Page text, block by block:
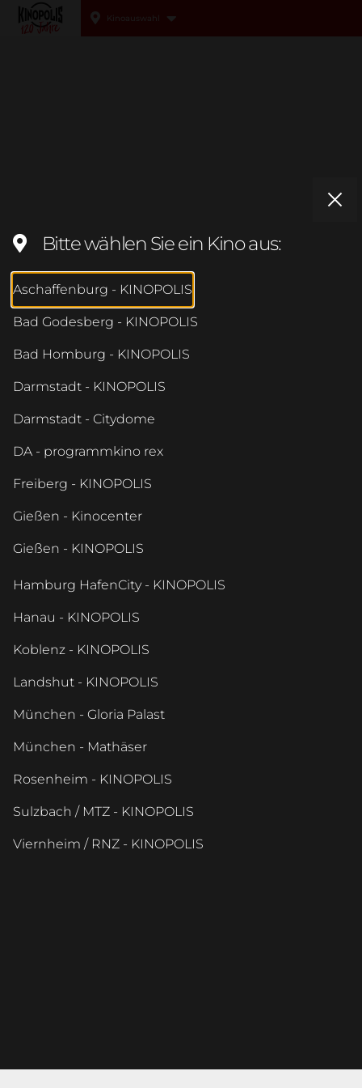
Kinoauswahl
Bitte wählen Sie ein Kino aus:
Aschaffenburg - KINOPOLIS
Bad Godesberg - KINOPOLIS
Bad Homburg - KINOPOLIS
Darmstadt - KINOPOLIS
Darmstadt - Citydome
DA - programmkino rex
Freiberg - KINOPOLIS
Gießen - Kinocenter
Gießen - KINOPOLIS
Hamburg HafenCity - KINOPOLIS
Hanau - KINOPOLIS
Koblenz - KINOPOLIS
Landshut - KINOPOLIS
München - Gloria Palast
München - Mathäser
Rosenheim - KINOPOLIS
Sulzbach / MTZ - KINOPOLIS
Viernheim / RNZ - KINOPOLIS